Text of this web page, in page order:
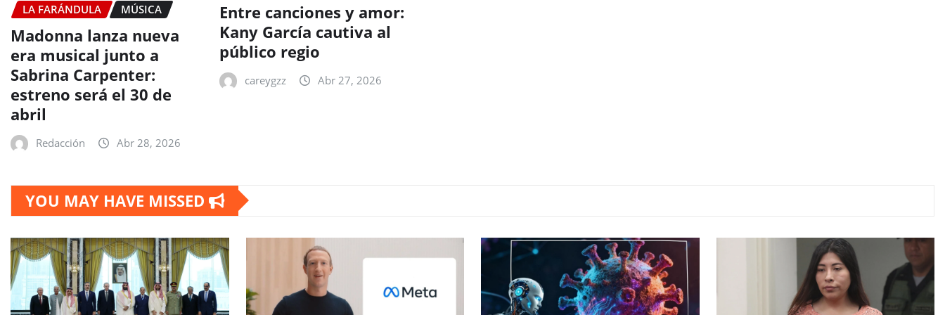
LA FARÁNDULA MÚSICA
Madonna lanza nueva
era musical junto a
Sabrina Carpenter:
estreno será el 30 de
abril
Redacción Abr 28, 2026
Entre canciones y amor:
Kany García cautiva al
público regio
careygzz Abr 27, 2026
YOU MAY HAVE MISSED